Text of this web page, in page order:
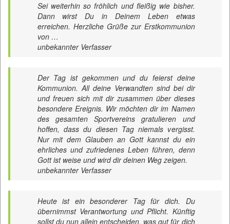
Sei weiterhin so fröhlich und fleißig wie bisher.
Dann wirst Du in Deinem Leben etwas
erreichen. Herzliche Grüße zur Erstkommunion
von …
unbekannter Verfasser
Der Tag ist gekommen und du feierst deine
Kommunion. All deine Verwandten sind bei dir
und freuen sich mit dir zusammen über dieses
besondere Ereignis. Wir möchten dir im Namen
des gesamten Sportvereins gratulieren und
hoffen, dass du diesen Tag niemals vergisst.
Nur mit dem Glauben an Gott kannst du ein
ehrliches und zufriedenes Leben führen, denn
Gott ist weise und wird dir deinen Weg zeigen.
unbekannter Verfasser
Heute ist ein besonderer Tag für dich. Du
übernimmst Verantwortung und Pflicht. Künftig
sollst du nun allein entscheiden, was gut für dich